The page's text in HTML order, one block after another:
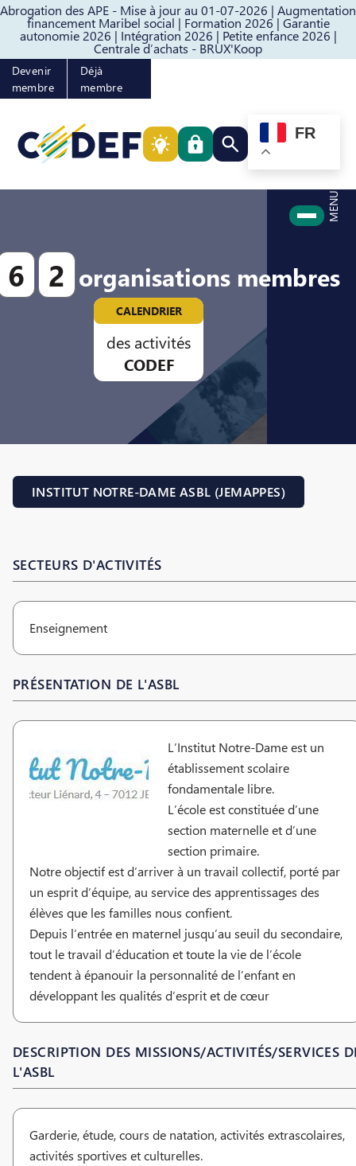
Abrogation des APE - Mise à jour au 01-07-2026 | Augmentation
financement Maribel social | Formation 2026 | Garantie
autonomie 2026 | Intégration 2026 | Petite enfance 2026 |
Centrale d’achats - BRUX'Koop
Passer au contenuPasser au pied de page
Devenir
membre
Déjà
membre
Rechercher quelque
FR
MENU
6 2 organisations membres
CALENDRIER
des activités
CODEF
INSTITUT NOTRE-DAME ASBL (JEMAPPES)
SECTEURS D'ACTIVITÉS
Enseignement
PRÉSENTATION DE L'ASBL
L’Institut Notre-Dame est un
établissement scolaire
fondamentale libre.
L’école est constituée d’une
section maternelle et d’une
section primaire.
Notre objectif est d’arriver à un travail collectif, porté par
un esprit d’équipe, au service des apprentissages des
élèves que les familles nous confient.
Depuis l’entrée en maternel jusqu’au seuil du secondaire,
tout le travail d’éducation et toute la vie de l’école
tendent à épanouir la personnalité de l’enfant en
développant les qualités d’esprit et de cœur
DESCRIPTION DES MISSIONS/ACTIVITÉS/SERVICES
L'ASBL
Garderie, étude, cours de natation, activités extrascolaires,
activités sportives et culturelles.